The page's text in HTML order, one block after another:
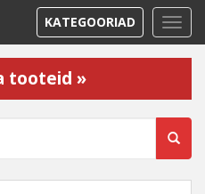
KATEGOORIAD
tooteid »